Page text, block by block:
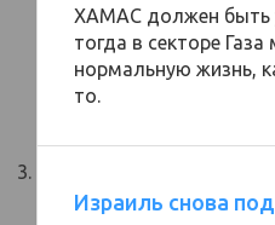
ХАМАС должен быть
тогда в секторе
нормальную жизнь,
то.
Израиль снова